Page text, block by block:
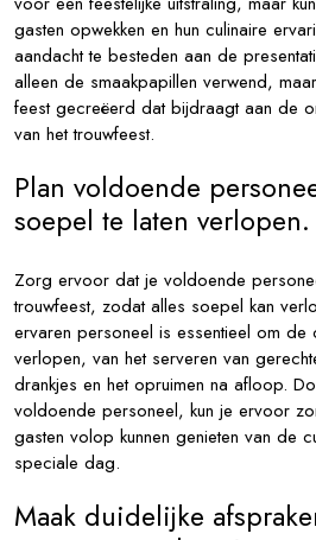
gasten opwekken en hun culinaire
aandacht te besteden aan de
alleen de smaakpapillen verwend,
feest gecreëerd dat bijdraagt aan de
van het trouwfeest.
Plan voldoende
soepel te laten verlopen.
Zorg ervoor dat je voldoende
trouwfeest, zodat alles soepel kan
ervaren personeel is essentieel om de
verlopen, van het serveren van
drankjes en het opruimen na afloop.
voldoende personeel, kun je ervoor
gasten volop kunnen genieten van de
speciale dag.
Maak duidelijke